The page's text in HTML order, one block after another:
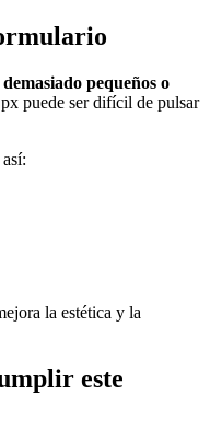
pequeños o
puede ser difícil de pulsar
la estética y la
este